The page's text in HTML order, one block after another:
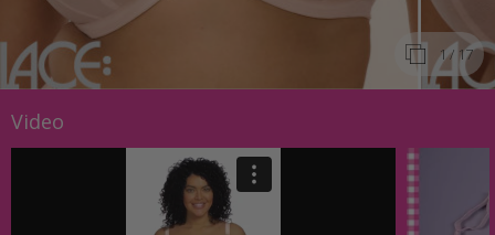
1/ 17
Video